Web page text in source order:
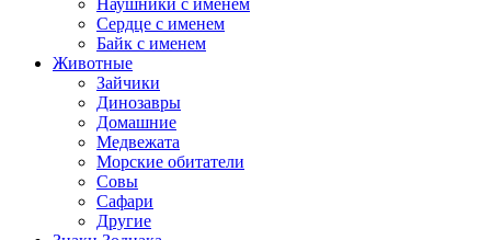
Сердце с именем
Байк с именем
Животные
Зайчики
Динозавры
Домашние
Медвежата
Морские обитатели
Совы
Сафари
Другие